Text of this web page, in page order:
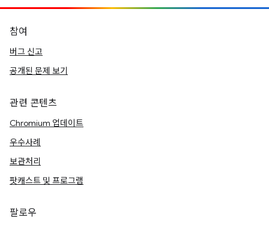
참여
버그 신고
공개된 문제 보기
관련 콘텐츠
Chromium 업데이트
우수사례
보관처리
팟캐스트 및 프로그램
팔로우